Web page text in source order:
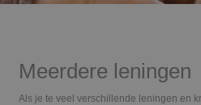
Meerdere leningen
Als je te veel verschillende leningen en